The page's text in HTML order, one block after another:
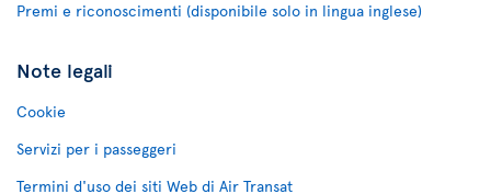
Premi e riconoscimenti (disponibile solo in lingua inglese)
Note legali
Cookie
Servizi per i passeggeri
Termini d'uso dei siti Web di Air Transat